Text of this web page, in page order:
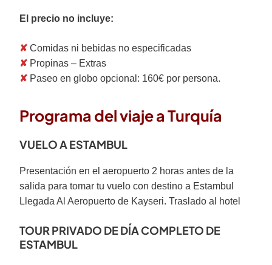
El precio no incluye:
✘ Comidas ni bebidas no especificadas
✘ Propinas – Extras
✘ Paseo en globo opcional: 160€ por persona.
Programa del viaje a Turquía
VUELO A ESTAMBUL
Presentación en el aeropuerto 2 horas antes de la
salida para tomar tu vuelo con destino a Estambul
Llegada Al Aeropuerto de Kayseri. Traslado al hotel
TOUR PRIVADO DE DÍA COMPLETO DE
ESTAMBUL